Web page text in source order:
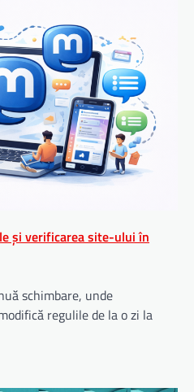
și verificarea site-ului în
schimbare, unde
regulile de la o zi la